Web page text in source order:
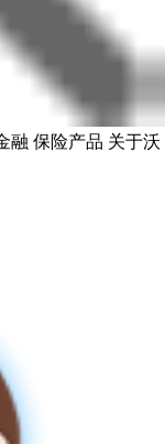
融 保险产品 关于沃